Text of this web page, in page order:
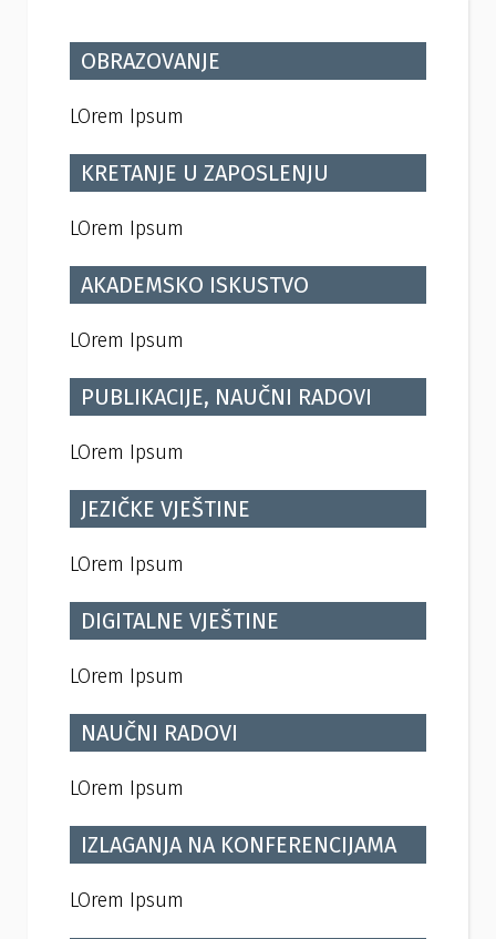
OBRAZOVANJE
LOrem Ipsum
KRETANJE U ZAPOSLENJU
LOrem Ipsum
AKADEMSKO ISKUSTVO
LOrem Ipsum
PUBLIKACIJE, NAUČNI RADOVI
LOrem Ipsum
JEZIČKE VJEŠTINE
LOrem Ipsum
DIGITALNE VJEŠTINE
LOrem Ipsum
NAUČNI RADOVI
LOrem Ipsum
IZLAGANJA NA KONFERENCIJAMA
LOrem Ipsum